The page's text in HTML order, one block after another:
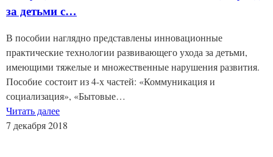
за детьми с…
В пособии наглядно представлены инновационные
практические технологии развивающего ухода за детьми,
имеющими тяжелые и множественные нарушения развития.
Пособие состоит из 4-х частей: «Коммуникация и
социализация», «Бытовые…
Читать далее
7 декабря 2018